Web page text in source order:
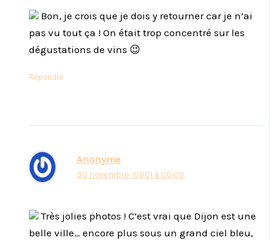
Bon, je crois que je dois y retourner car je n’ai
pas vu tout ça ! On était trop concentré sur les
dégustations de vins 😉
Répondre
Anonyme
30 novembre -0001 à 00:00
Très jolies photos ! C’est vrai que Dijon est une
belle ville… encore plus sous un grand ciel bleu,